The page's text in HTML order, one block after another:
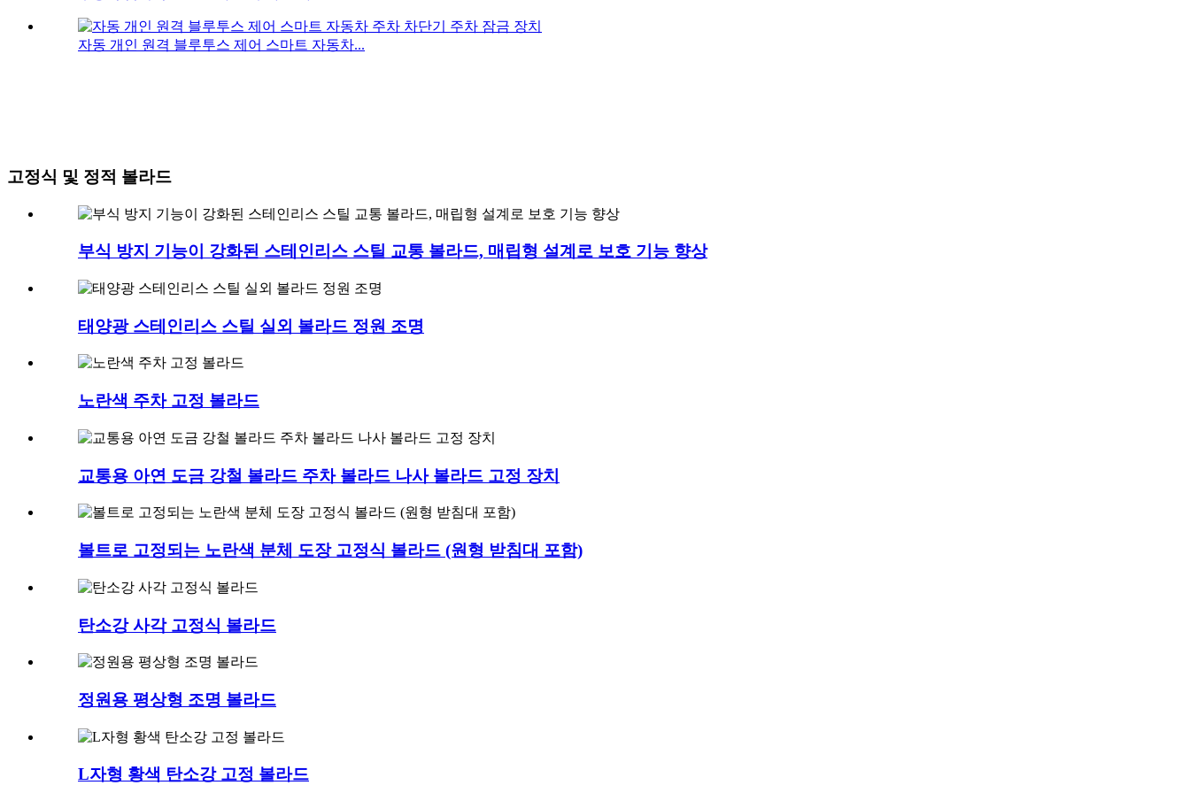
자동 개인 원격 블루투스 제어 스마트 자동차...
고정식 및 정적 볼라드
부식 방지 기능이 강화된 스테인리스 스틸 교통 볼라드, 매립형 설계로 보호 기능 향상
태양광 스테인리스 스틸 실외 볼라드 정원 조명
노란색 주차 고정 볼라드
교통용 아연 도금 강철 볼라드 주차 볼라드 나사 볼라드 고정 장치
볼트로 고정되는 노란색 분체 도장 고정식 볼라드 (원형 받침대 포함)
탄소강 사각 고정식 볼라드
정원용 평상형 조명 볼라드
L자형 황색 탄소강 고정 볼라드